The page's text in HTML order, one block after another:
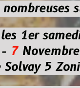
sur les
2026
5 Zoning